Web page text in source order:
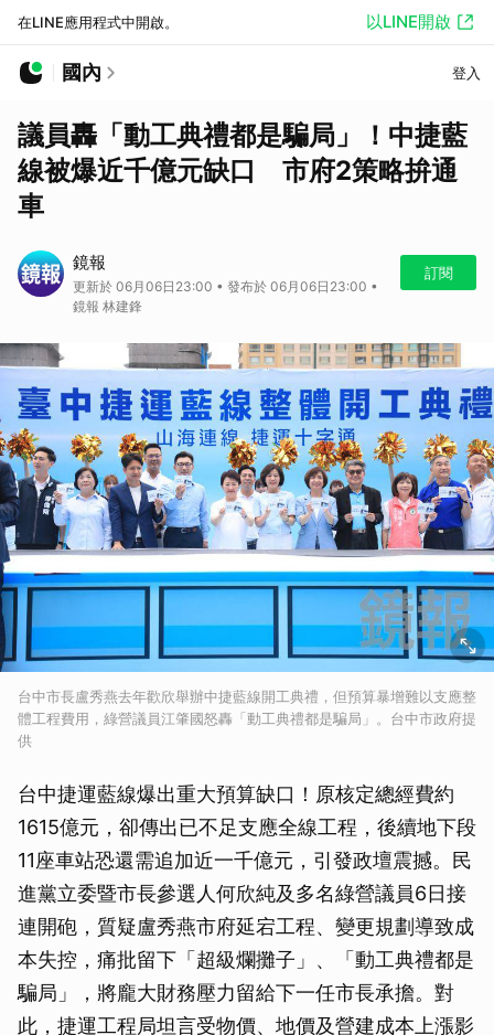
在LINE應用程式中開啟。 以LINE開啟
國內 登入
議員轟「動工典禮都是騙局」！中捷藍
線被爆近千億元缺口 市府2策略拚通
車
鏡報
更新於 06月06日23:00 • 發布於 06月06日23:00 •
鏡報 林建鋒
訂閱
台中市長盧秀燕去年歡欣舉辦中捷藍線開工典禮，但預算暴增難以支應整
體工程費用，綠營議員江肇國怒轟「動工典禮都是騙局」。台中市政府提
供
台中捷運藍線爆出重大預算缺口！原核定總經費約
1615億元，卻傳出已不足支應全線工程，後續地下段
11座車站恐還需追加近一千億元，引發政壇震撼。民
進黨立委暨市長參選人何欣純及多名綠營議員6日接
連開砲，質疑盧秀燕市府延宕工程、變更規劃導致成
本失控，痛批留下「超級爛攤子」、「動工典禮都是
騙局」，將龐大財務壓力留給下一任市長承擔。對
此，捷運工程局坦言受物價、地價及營建成本上漲影